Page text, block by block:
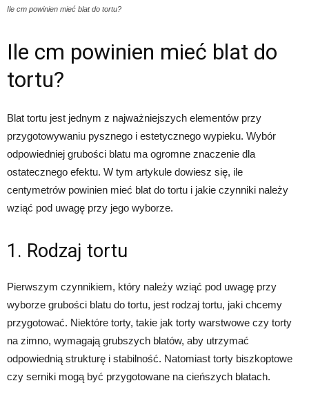
Ile cm powinien mieć blat do tortu?
Ile cm powinien mieć blat do
tortu?
Blat tortu jest jednym z najważniejszych elementów przy
przygotowywaniu pysznego i estetycznego wypieku. Wybór
odpowiedniej grubości blatu ma ogromne znaczenie dla
ostatecznego efektu. W tym artykule dowiesz się, ile
centymetrów powinien mieć blat do tortu i jakie czynniki należy
wziąć pod uwagę przy jego wyborze.
1. Rodzaj tortu
Pierwszym czynnikiem, który należy wziąć pod uwagę przy
wyborze grubości blatu do tortu, jest rodzaj tortu, jaki chcemy
przygotować. Niektóre torty, takie jak torty warstwowe czy torty
na zimno, wymagają grubszych blatów, aby utrzymać
odpowiednią strukturę i stabilność. Natomiast torty biszkoptowe
czy serniki mogą być przygotowane na cieńszych blatach.